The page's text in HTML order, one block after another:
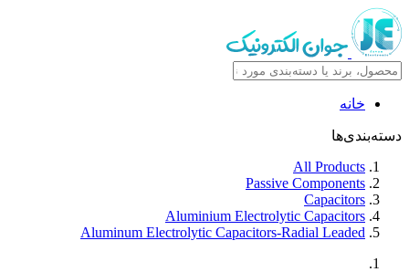
خانه
دسته‌بندی‌ها
All Products
Passive Components
Capacitors
Aluminium Electrolytic Capacitors
Aluminum Electrolytic Capacitors-Radial Leaded